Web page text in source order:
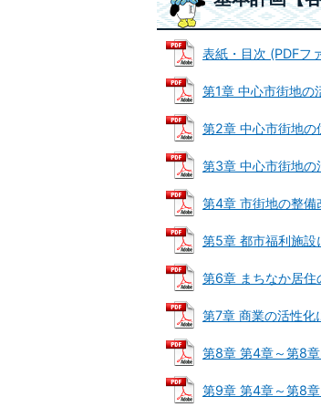
表紙・目次 (PDFフ
第1章 中心市街地の
第2章 中心市街地の
第3章 中心市街地の
第4章 市街地の整備
第5章 都市福利施
第6章 まちなか居住
第7章 商業の活性
第8章 第4章～第8
第9章 第4章～第8